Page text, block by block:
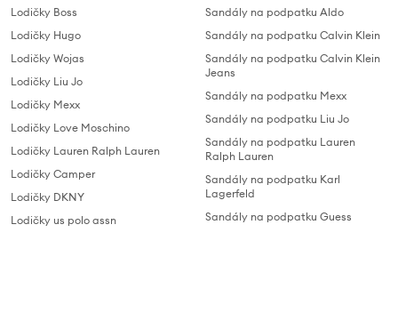
Lodičky Boss
Lodičky Hugo
Lodičky Wojas
Lodičky Liu Jo
Lodičky Mexx
Lodičky Love Moschino
Lodičky Lauren Ralph Lauren
Lodičky Camper
Lodičky DKNY
Lodičky us polo assn
Sandály na podpatku Aldo
Sandály na podpatku Calvin Klein
Sandály na podpatku Calvin Klein
Jeans
Sandály na podpatku Mexx
Sandály na podpatku Liu Jo
Sandály na podpatku Lauren
Ralph Lauren
Sandály na podpatku Karl
Lagerfeld
Sandály na podpatku Guess